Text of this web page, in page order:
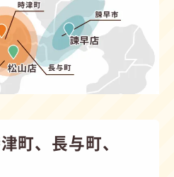
町、長与町、